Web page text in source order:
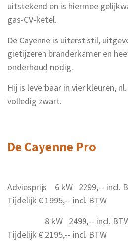
uitstekend en is hiermee
gas-CV-ketel.
De Cayenne is uiterst stil,
gietijzeren branderkamer en
onderhoud nodig.
Hij is leverbaar in vier kleuren,
volledig zwart.
De Cayenne Pro
Adviesprijs 6 kW 2299,-- incl.
Tijdelijk € 1995,-- incl. BTW
8 kW 2499,-- incl. BTW
Tijdelijk € 2195,-- incl. BTW